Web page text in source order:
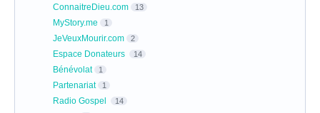
ConnaitreDieu.com 13
MyStory.me 1
JeVeuxMourir.com 2
Espace Donateurs 14
Bénévolat 1
Partenariat 1
Radio Gospel 14